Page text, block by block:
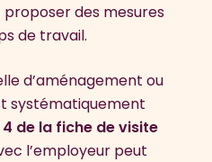
des mesures
de travail.
d’aménagement ou
systématiquement
4 de la fiche de visite
l’employeur peut